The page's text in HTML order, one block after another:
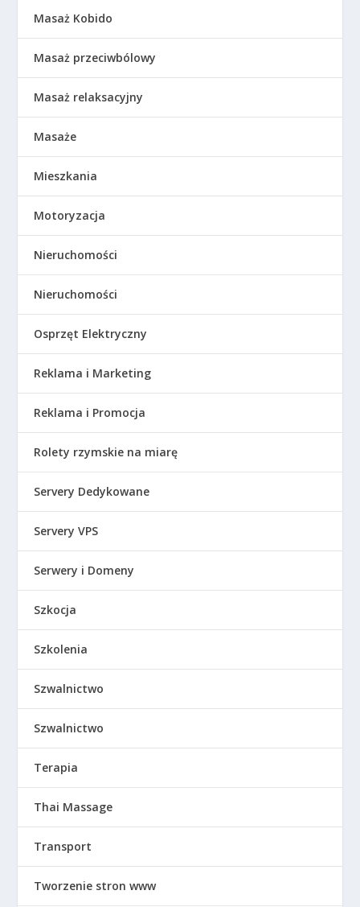
Masaż Kobido
Masaż przeciwbólowy
Masaż relaksacyjny
Masaże
Mieszkania
Motoryzacja
Nieruchomości
Nieruchomości
Osprzęt Elektryczny
Reklama i Marketing
Reklama i Promocja
Rolety rzymskie na miarę
Servery Dedykowane
Servery VPS
Serwery i Domeny
Szkocja
Szkolenia
Szwalnictwo
Szwalnictwo
Terapia
Thai Massage
Transport
Tworzenie stron www